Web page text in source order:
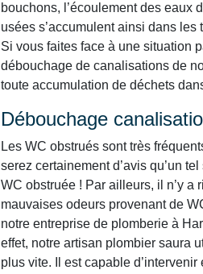
bouchons, l’écoulement des eaux
usées s’accumulent ainsi dans
Si vous faites face à une situation
débouchage de canalisations de
toute accumulation de déchets
Débouchage
Les WC obstrués sont très
serez certainement d’avis qu’un
WC obstruée ! Par ailleurs, il n’y
mauvaises odeurs provenant de
notre entreprise de plomberie à
effet, notre artisan plombier saura
plus vite. Il est capable